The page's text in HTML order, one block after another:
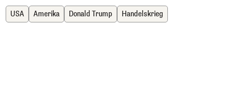
USA Amerika Donald Trump Handelskrieg